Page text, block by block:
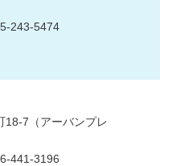
243-5474
18-7 （アーバンプレ
441-3196